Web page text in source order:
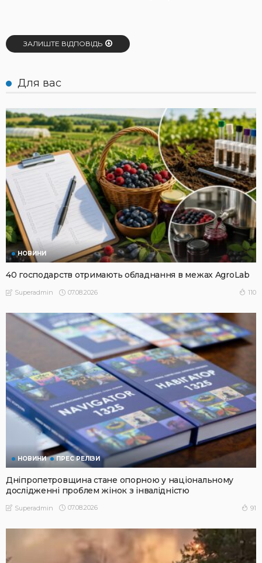
ЗАЛИШТЕ ВІДПОВІДЬ
Для вас
НОВИНИ
40 господарств отримають обладнання в межах AgroLab
Superadmin 07.08.2026 110
НОВИНИ ПРЕС РЕЛІЗИ
Дніпропетровщина стане опорною у національному
дослідженні проблем жінок з інвалідністю
Superadmin 07.08.2026 91